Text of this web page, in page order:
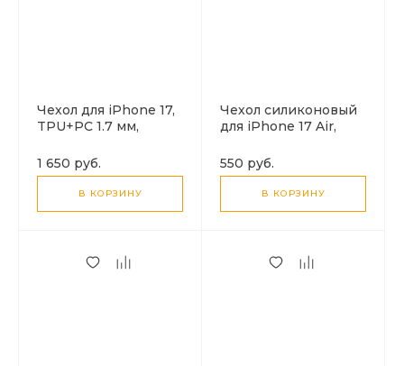
Чехол для iPhone 17,
TPU+PC 1.7 мм,
(MagSafe), с
подставкой, AS12,
HOCO, прозрачный
1 650 руб.
В КОРЗИНУ
Чехол силиконовый
для iPhone 17 Air,
HOCO, прозрачный
550 руб.
В КОРЗИНУ